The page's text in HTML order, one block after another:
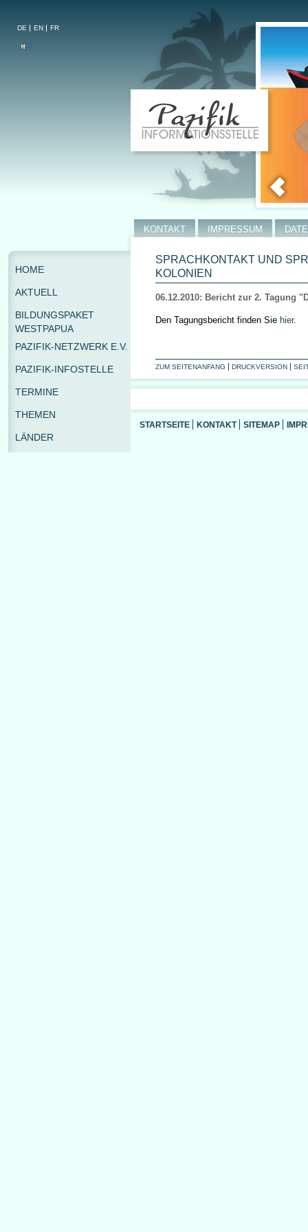
DE EN FR
SPRACHKONTAKT UND
KOLONIEN
06.12.2010: Bericht zur 2. Tagung
Den Tagungsbericht finden Sie hier.
ZUM SEITENANFANG DRUCKVERSION
STARTSEITE KONTAKT SITEMAP
KONTAKT IMPRESSUM
HOME
AKTUELL
BILDUNGSPAKET
WESTPAPUA
PAZIFIK-NETZWERK E.V.
PAZIFIK-INFOSTELLE
TERMINE
THEMEN
LÄNDER